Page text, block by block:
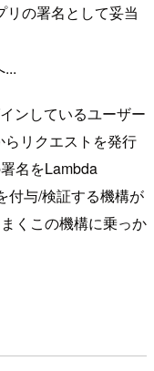
リの署名として妥当
ンしているユーザー
リクエストを発行
名をLambda
付与/検証する機構が
くこの機構に乗っか